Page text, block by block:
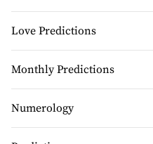
Love Predictions
Monthly Predictions
Numerology